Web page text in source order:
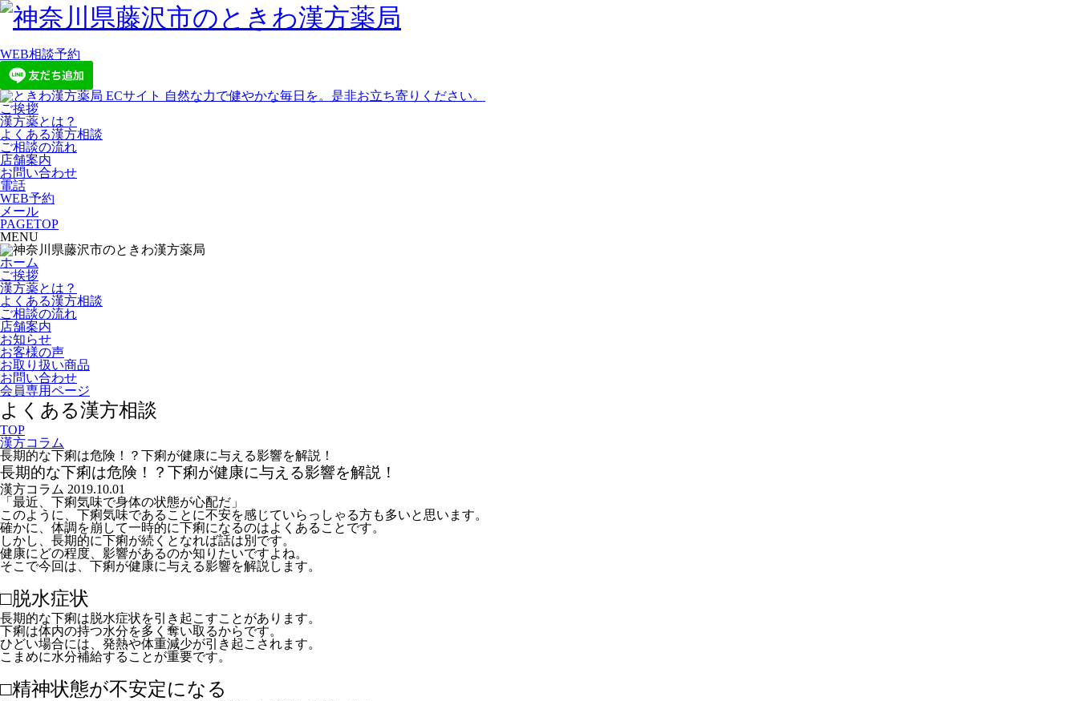
WEB相談予約
ご挨拶
漢方薬とは？
よくある漢方相談
ご相談の流れ
店舗案内
お問い合わせ
電話
WEB予約
メール
PAGETOP
MENU
ホーム
ご挨拶
漢方薬とは？
よくある漢方相談
ご相談の流れ
店舗案内
お知らせ
お客様の声
お取り扱い商品
お問い合わせ
会員専用ページ
よくある漢方相談
TOP
漢方コラム
長期的な下痢は危険！？下痢が健康に与える影響を解説！
長期的な下痢は危険！？下痢が健康に与える影響を解説！
漢方コラム 2019.10.01
「最近、下痢気味で身体の状態が心配だ」
このように、下痢気味であることに不安を感じていらっしゃる方も多いと思います。
確かに、体調を崩して一時的に下痢になるのはよくあることです。
しかし、長期的に下痢が続くとなれば話は別です。
健康にどの程度、影響があるのか知りたいですよね。
そこで今回は、下痢が健康に与える影響を解説します。
□脱水症状
長期的な下痢は脱水症状を引き起こすことがあります。
下痢は体内の持つ水分を多く奪い取るからです。
ひどい場合には、発熱や体重減少が引き起こされます。
こまめに水分補給することが重要です。
□精神状態が不安定になる